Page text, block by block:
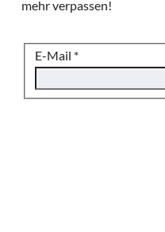
mehr verpassen!
E-Mail *